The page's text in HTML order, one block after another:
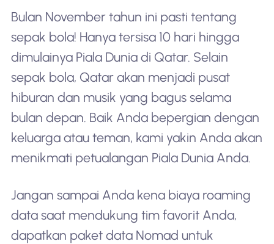
Bulan November tahun ini pasti tentang
sepak bola! Hanya tersisa 10 hari hingga
dimulainya Piala Dunia di Qatar. Selain
sepak bola, Qatar akan menjadi pusat
hiburan dan musik yang bagus selama
bulan depan. Baik Anda bepergian dengan
keluarga atau teman, kami yakin Anda akan
menikmati petualangan Piala Dunia Anda.
Jangan sampai Anda kena biaya roaming
data saat mendukung tim favorit Anda,
dapatkan paket data Nomad untuk